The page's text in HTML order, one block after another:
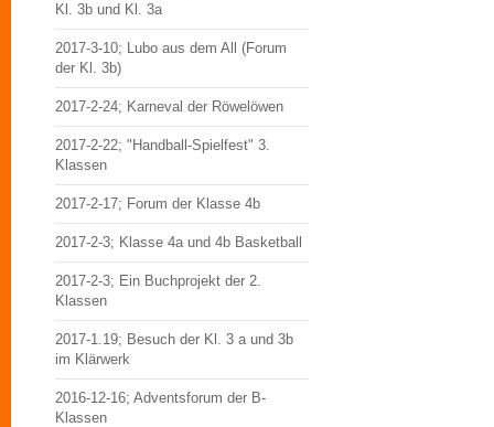
Kl. 3b und Kl. 3a
2017-3-10; Lubo aus dem All (Forum
der Kl. 3b)
2017-2-24; Karneval der Röwelöwen
2017-2-22; "Handball-Spielfest" 3.
Klassen
2017-2-17; Forum der Klasse 4b
2017-2-3; Klasse 4a und 4b Basketball
2017-2-3; Ein Buchprojekt der 2.
Klassen
2017-1.19; Besuch der Kl. 3 a und 3b
im Klärwerk
2016-12-16; Adventsforum der B-
Klassen